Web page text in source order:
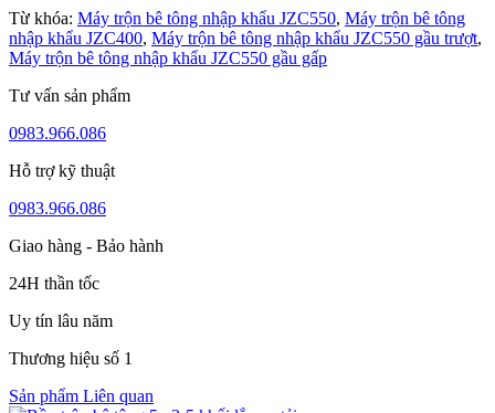
Từ khóa: Máy trộn bê tông nhập khẩu JZC550, Máy trộn bê tông
nhập khẩu JZC400, Máy trộn bê tông nhập khẩu JZC550 gầu trượt,
Máy trộn bê tông nhập khẩu JZC550 gầu gấp
Tư vấn sản phẩm
0983.966.086
Hỗ trợ kỹ thuật
0983.966.086
Giao hàng - Bảo hành
24H thần tốc
Uy tín lâu năm
Thương hiệu số 1
Sản phẩm Liên quan